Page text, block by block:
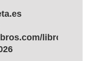
libros/